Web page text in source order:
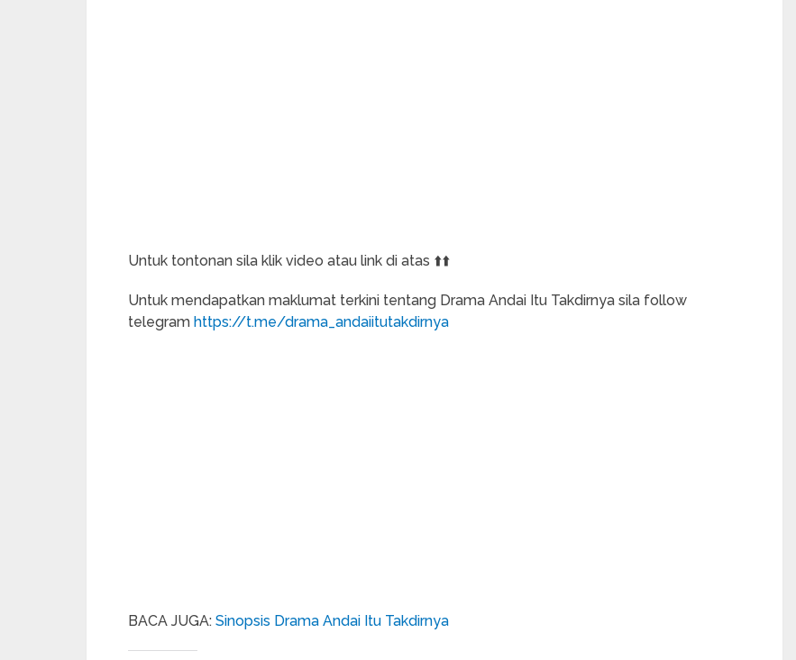
Untuk tontonan sila klik video atau link di atas ⬆️⬆️
Untuk mendapatkan maklumat terkini tentang Drama Andai Itu Takdirnya sila follow
telegram https://t.me/drama_andaiitutakdirnya
BACA JUGA: Sinopsis Drama Andai Itu Takdirnya